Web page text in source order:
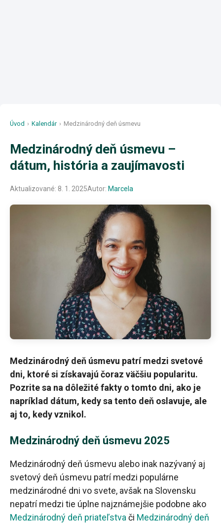
Úvod › Kalendár › Medzinárodný deň úsmevu
Medzinárodný deň úsmevu –
dátum, história a zaujímavosti
Aktualizované: 8. 1. 2025Autor: Marcela
Medzinárodný deň úsmevu patrí medzi svetové
dni, ktoré si získavajú čoraz väčšiu popularitu.
Pozrite sa na dôležité fakty o tomto dni, ako je
napríklad dátum, kedy sa tento deň oslavuje, ale
aj to, kedy vznikol.
Medzinárodný deň úsmevu 2025
Medzinárodný deň úsmevu alebo inak nazývaný aj
svetový deň úsmevu patrí medzi populárne
medzinárodné dni vo svete, avšak na Slovensku
nepatrí medzi tie úplne najznámejšie podobne ako
Medzinárodný deň priateľstva či Medzinárodný deň